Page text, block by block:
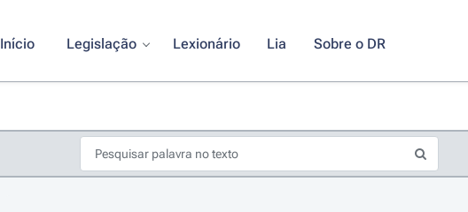
Início Legislação Lexionário Lia Sobre o DR